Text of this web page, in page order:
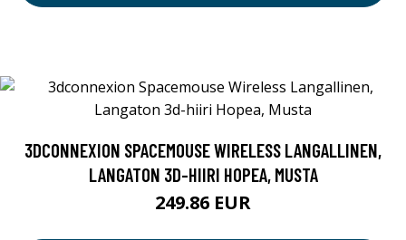
3DCONNEXION SPACEMOUSE WIRELESS LANGALLINEN,
LANGATON 3D-HIIRI HOPEA, MUSTA
249.86 EUR